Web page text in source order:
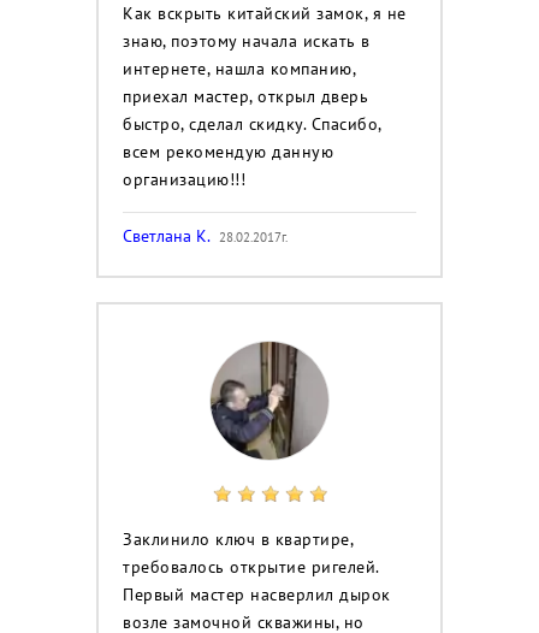
Как вскрыть китайский замок, я не
знаю, поэтому начала искать в
интернете, нашла компанию,
приехал мастер, открыл дверь
быстро, сделал скидку. Спасибо,
всем рекомендую данную
организацию!!!
Светлана К. 28.02.2017г.
Заклинило ключ в квартире,
требовалось открытие ригелей.
Первый мастер насверлил дырок
возле замочной скважины, но